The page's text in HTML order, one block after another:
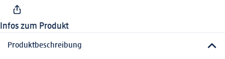
Infos zum Produkt
Produktbeschreibung